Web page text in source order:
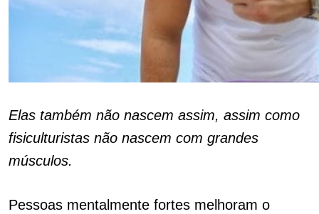
Elas também não nascem assim, assim como
fisiculturistas não nascem com grandes
músculos.
Pessoas mentalmente fortes melhoram o